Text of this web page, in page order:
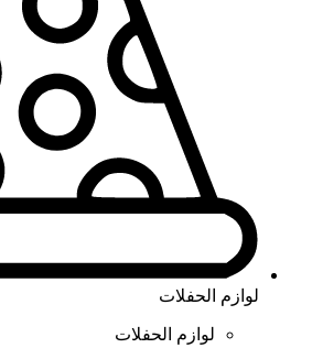
لوازم الحفلات
لوازم الحفلات